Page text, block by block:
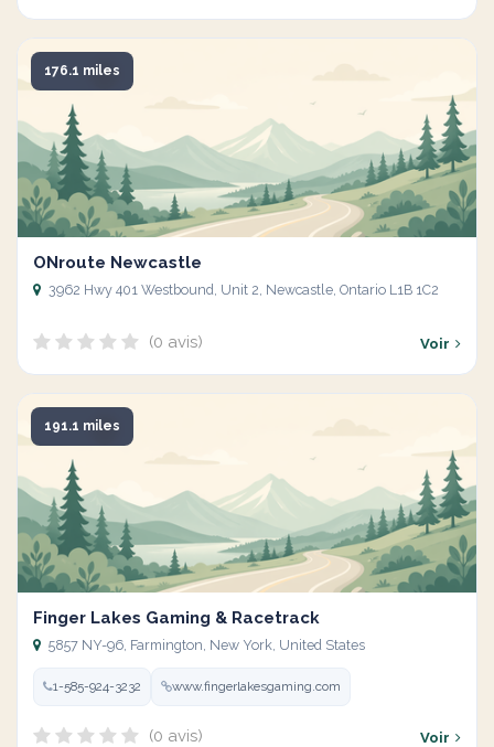
176.1 miles
ONroute Newcastle
3962 Hwy 401 Westbound, Unit 2, Newcastle, Ontario L1B 1C2
(0 avis) Voir
191.1 miles
Finger Lakes Gaming & Racetrack
5857 NY-96, Farmington, New York, United States
1-585-924-3232 www.fingerlakesgaming.com
(0 avis) Voir